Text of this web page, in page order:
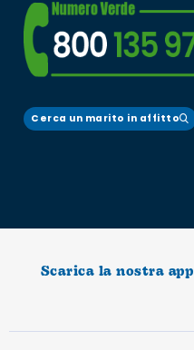
Cerca un marito in affitto
Scarica la nostra app